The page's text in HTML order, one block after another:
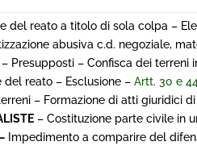
del reato a titolo di sola colpa –
abusiva c.d. negoziale,
Presupposti – Confisca dei
reato – Esclusione – Artt. 30 e
– Formazione di atti giuridici
– Costituzione parte civile in
Impedimento a comparire del